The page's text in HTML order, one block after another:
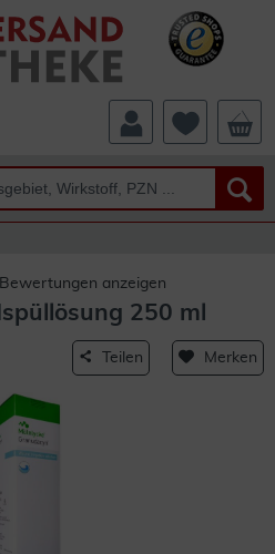
Bewertungen anzeigen
250 ml
Teilen Merken